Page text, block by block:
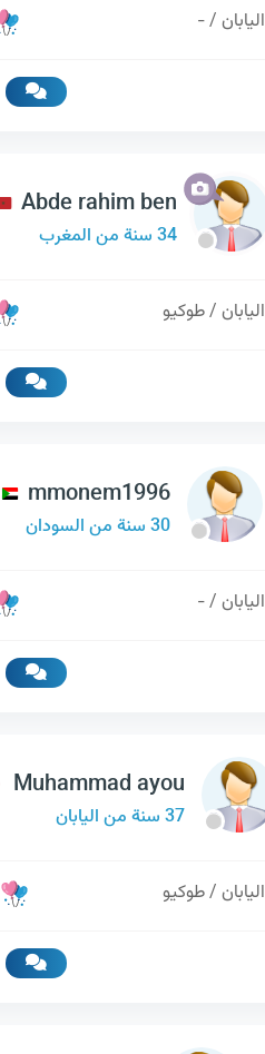
اليابان / -
Abde rahim ben
34 سنة من المغرب
اليابان / طوكيو
mmonem1996
30 سنة من السودان
اليابان / -
Muhammad ayou
37 سنة من اليابان
اليابان / طوكيو